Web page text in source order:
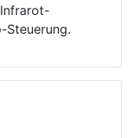
Steuerung.